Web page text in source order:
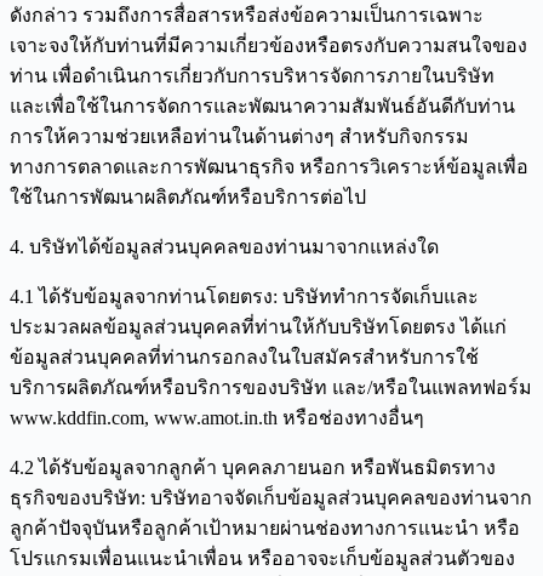
ดังกล่าว รวมถึงการสื่อสารหรือส่งข้อความเป็นการเฉพาะ
เจาะจงให้กับท่านที่มีความเกี่ยวข้องหรือตรงกับความสนใจของ
ท่าน เพื่อดำเนินการเกี่ยวกับการบริหารจัดการภายในบริษัท
และเพื่อใช้ในการจัดการและพัฒนาความสัมพันธ์อันดีกับท่าน
การให้ความช่วยเหลือท่านในด้านต่างๆ สำหรับกิจกรรม
ทางการตลาดและการพัฒนาธุรกิจ หรือการวิเคราะห์ข้อมูลเพื่อ
ใช้ในการพัฒนาผลิตภัณฑ์หรือบริการต่อไป
4. บริษัทได้ข้อมูลส่วนบุคคลของท่านมาจากแหล่งใด
4.1 ได้รับข้อมูลจากท่านโดยตรง: บริษัททำการจัดเก็บและ
ประมวลผลข้อมูลส่วนบุคคลที่ท่านให้กับบริษัทโดยตรง ได้แก่
ข้อมูลส่วนบุคคลที่ท่านกรอกลงในใบสมัครสำหรับการใช้
บริการผลิตภัณฑ์หรือบริการของบริษัท และ/หรือในแพลทฟอร์ม
www.kddfin.com, www.amot.in.th หรือช่องทางอื่นๆ
4.2 ได้รับข้อมูลจากลูกค้า บุคคลภายนอก หรือพันธมิตรทาง
ธุรกิจของบริษัท: บริษัทอาจจัดเก็บข้อมูลส่วนบุคคลของท่านจาก
ลูกค้าปัจจุบันหรือลูกค้าเป้าหมายผ่านช่องทางการแนะนำ หรือ
โปรแกรมเพื่อนแนะนำเพื่อน หรืออาจจะเก็บข้อมูลส่วนตัวของ